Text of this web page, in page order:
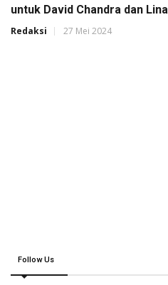
untuk David Chandra dan Lina
Redaksi 27 Mei 2024
Follow Us